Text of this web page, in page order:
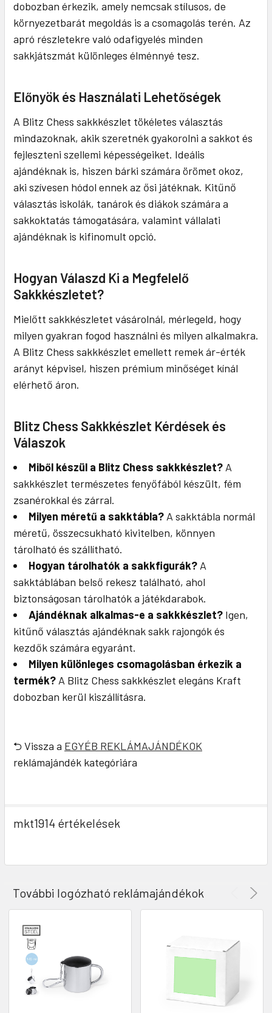
dobozban érkezik, amely nemcsak stílusos, de
környezetbarát megoldás is a csomagolás terén. Az
apró részletekre való odafigyelés minden
sakkjátszmát különleges élménnyé tesz.
Előnyök és Használati Lehetőségek
A Blitz Chess sakkkészlet tökéletes választás
mindazoknak, akik szeretnék gyakorolni a sakkot és
fejleszteni szellemi képességeiket. Ideális
ajándéknak is, hiszen bárki számára örömet okoz,
aki szívesen hódol ennek az ősi játéknak. Kitűnő
választás iskolák, tanárok és diákok számára a
sakkoktatás támogatására, valamint vállalati
ajándéknak is kifinomult opció.
Hogyan Válaszd Ki a Megfelelő
Sakkkészletet?
Mielőtt sakkkészletet vásárolnál, mérlegeld, hogy
milyen gyakran fogod használni és milyen alkalmakra.
A Blitz Chess sakkkészlet emellett remek ár-érték
arányt képvisel, hiszen prémium minőséget kínál
elérhető áron.
Blitz Chess Sakkkészlet Kérdések és
Válaszok
Miből készül a Blitz Chess sakkkészlet? A
sakkkészlet természetes fenyőfából készült, fém
zsanérokkal és zárral.
Milyen méretű a sakktábla? A sakktábla normál
méretű, összecsukható kivitelben, könnyen
tárolható és szállítható.
Hogyan tárolhatók a sakkfigurák? A
sakktáblában belső rekesz található, ahol
biztonságosan tárolhatók a játékdarabok.
Ajándéknak alkalmas-e a sakkkészlet? Igen,
kitűnő választás ajándéknak sakk rajongók és
kezdők számára egyaránt.
Milyen különleges csomagolásban érkezik a
termék? A Blitz Chess sakkkészlet elegáns Kraft
dobozban kerül kiszállításra.
⮌ Vissza a EGYÉB REKLÁMAJÁNDÉKOK
reklámajándék kategóriára
mkt1914 értékelések
További logózható reklámajándékok